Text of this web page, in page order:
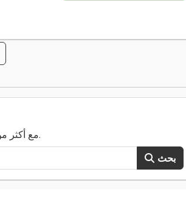
ابحث الآن في كامل TruckScout24 مع أكثر من 120.000 مركبة مستعملة.
بحث